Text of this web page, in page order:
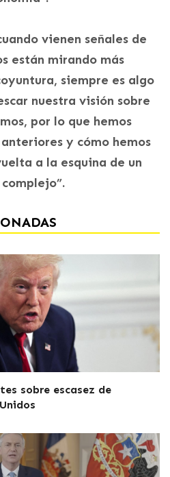
vienen señales de
están mirando más
siempre es algo
nuestra visión sobre
por lo que hemos
y cómo hemos
a la esquina de un
sobre escasez de